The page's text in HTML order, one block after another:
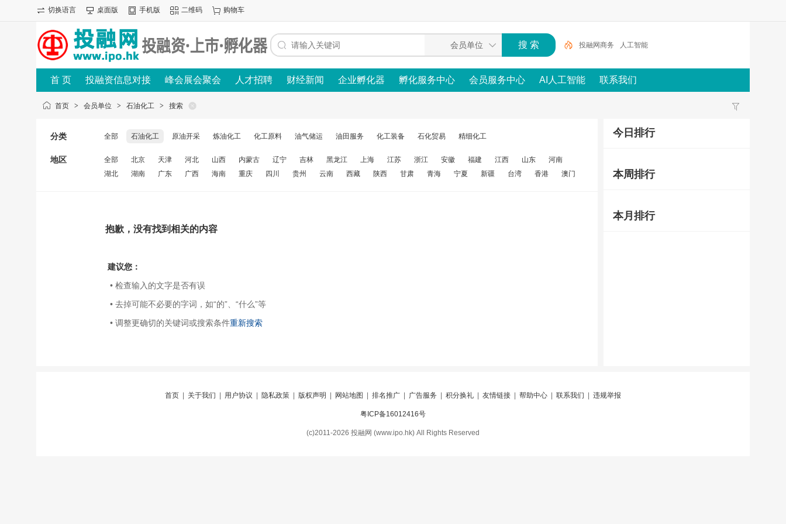
切换语言 桌面版 手机版 二维码 购物车
投融网商务 人工智能
首 页 投融资信息对接 峰会展会聚会 人才招聘 财经新闻 企业孵化器 孵化服务中心 会员服务中心 AI人工智能 联系我们
首页 > 会员单位 > 石油化工 > 搜索
分类 全部 石油化工 原油开采 炼油化工 化工原料 油气储运 油田服务 化工装备 石化贸易 精细化工
地区 全部 北京 天津 河北 山西 内蒙古 辽宁 吉林 黑龙江 上海 江苏 浙江 安徽 福建 江西 山东
河南
湖北
湖南 广东 广西 海南 重庆 四川 贵州 云南 西藏 陕西 甘肃 青海 宁夏 新疆 台湾 香港 澳门
抱歉，没有找到相关的内容
建议您：
• 检查输入的文字是否有误
• 去掉可能不必要的字词，如“的”、“什么”等
• 调整更确切的关键词或搜索条件重新搜索
今日排行
本周排行
本月排行
首页 关于我们 用户协议 隐私政策 版权声明 网站地图 排名推广 广告服务 积分换礼 友情链接 帮助中心 联系我们 违规举报
粤ICP备16012416号
(c)2011-2026 投融网 (www.ipo.hk) All Rights Reserved